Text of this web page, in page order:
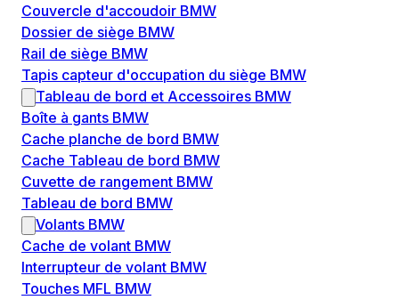
Couvercle d'accoudoir BMW
Dossier de siège BMW
Rail de siège BMW
Tapis capteur d'occupation du siège BMW
Tableau de bord et Accessoires BMW
Boîte à gants BMW
Cache planche de bord BMW
Cache Tableau de bord BMW
Cuvette de rangement BMW
Tableau de bord BMW
Volants BMW
Cache de volant BMW
Interrupteur de volant BMW
Touches MFL BMW